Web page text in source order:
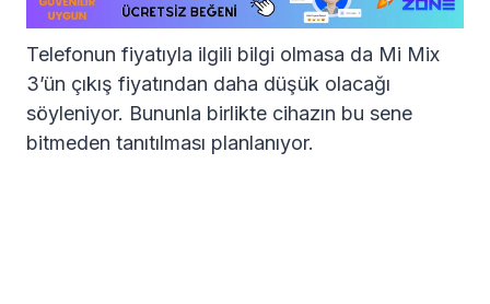
Telefonun fiyatıyla ilgili bilgi olmasa da Mi Mix
3’ün çıkış fiyatından daha düşük olacağı
söyleniyor. Bununla birlikte cihazın bu sene
bitmeden tanıtılması planlanıyor.